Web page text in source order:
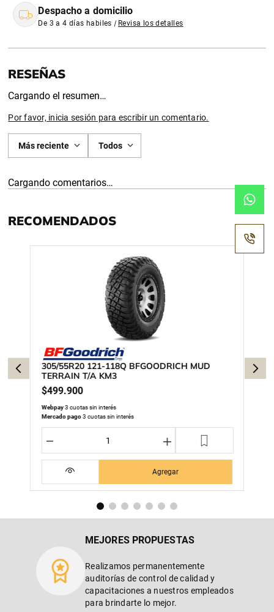
Despacho a domicilio
De 3 a 4 días habiles | Revisa los detalles
Cargando el resumen…
Por favor, inicia sesión para escribir un comentario.
Más reciente Todos
Cargando comentarios…
RECOMENDADOS
305/55R20 121-118Q BFGOODRICH MUD
TERRAIN T/A KM3
$499.900
Webpay3 cuotas sin interés
Mercado pago3 cuotas sin interés
＋
－
Agregar
MEJORES PROPUESTAS
Realizamos permanentemente
auditorías de control de calidad y
capacitaciones a nuestros empleados
para brindarte lo mejor.